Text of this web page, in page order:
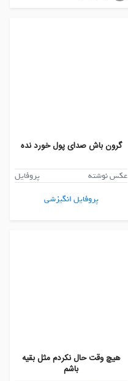
گرون باش صدای پول خورد نده
عکس نوشته
پروفایل
پروفایل انگیزشی
هیچ وقت حال نکردم مثل بقیه
باشم